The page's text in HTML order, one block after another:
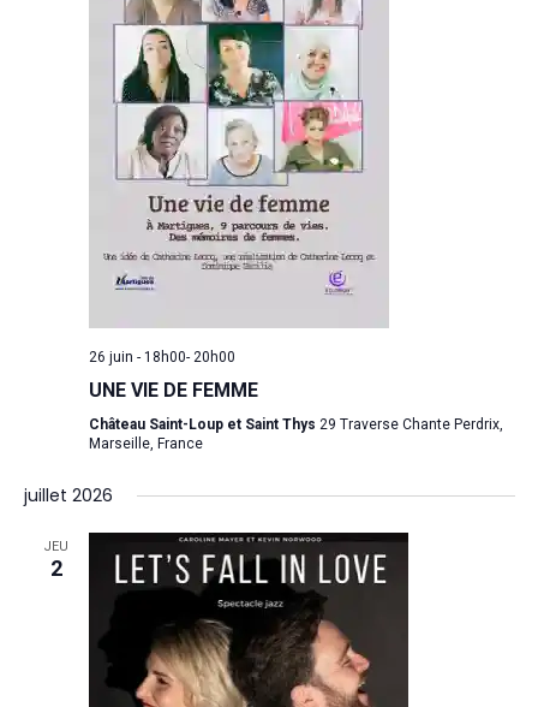
26 juin - 18h00- 20h00
UNE VIE DE FEMME
Château Saint-Loup et Saint Thys 29 Traverse Chante Perdrix,
Marseille, France
juillet 2026
JEU
2